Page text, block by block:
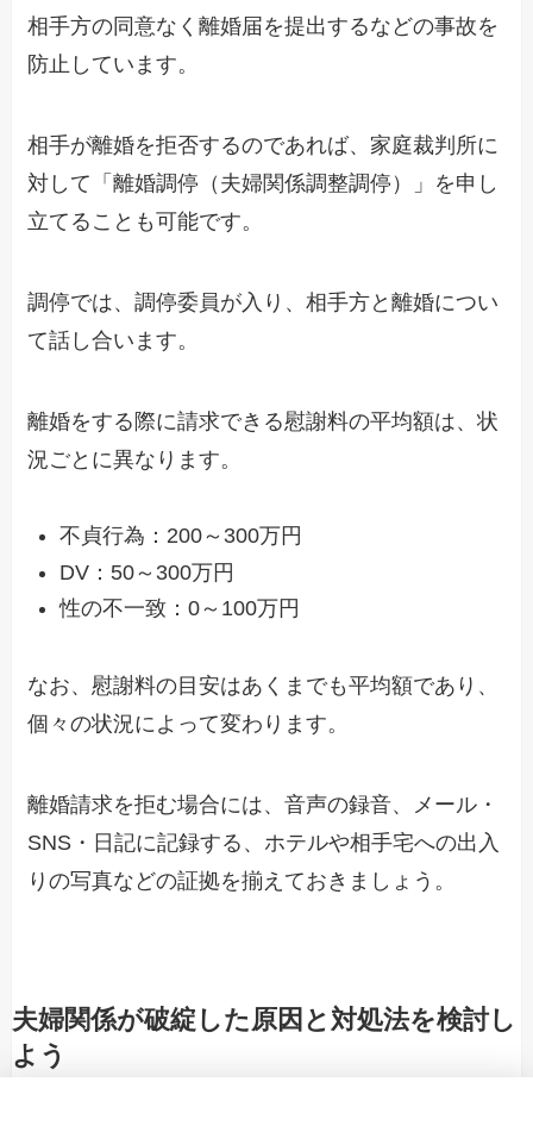
相手方の同意なく離婚届を提出するなどの事故を
防止しています。
相手が離婚を拒否するのであれば、家庭裁判所に
対して 「離婚調停（夫婦関係調整調停）」を申し
立てることも可能です。
調停では、調停委員が入り、相手方と離婚につい
て話し合います。
離婚をする際に請求できる慰謝料の平均額は、状
況ごとに異なります。
不貞行為 ： 200～300万円
DV ： 50～300万円
性の不一致 ：0～100万円
なお、 慰謝料の目安はあくまでも平均額であり、
個々の状況によって変わります。
離婚請求を拒む場合には、音声の録音、 メール ・
SNS ・ 日記に記録する、 ホテルや相手宅への出入
りの写真などの証拠を揃えておきましょう。
夫婦関係が破綻した原因と対処法を検討し
よう